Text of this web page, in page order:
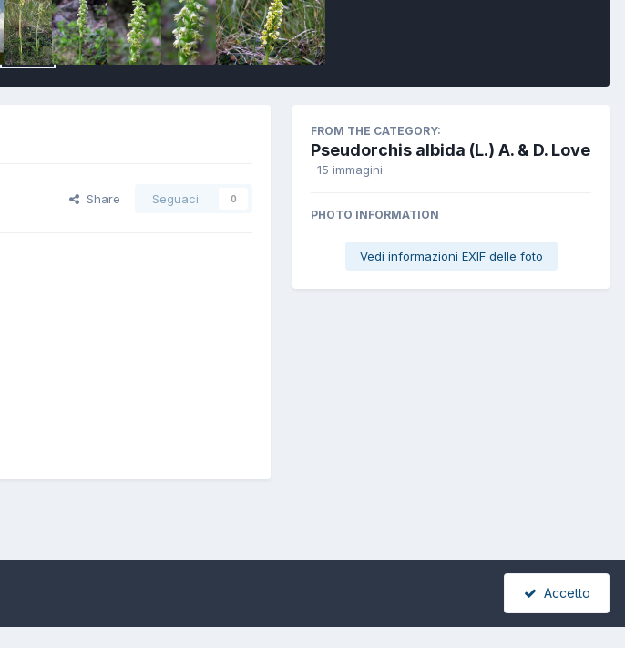
Share Seguaci 0
FROM THE CATEGORY:
Pseudorchis albida (L.) A. & D. Love
· 15 immagini
PHOTO INFORMATION
Vedi informazioni EXIF delle foto
Accetto